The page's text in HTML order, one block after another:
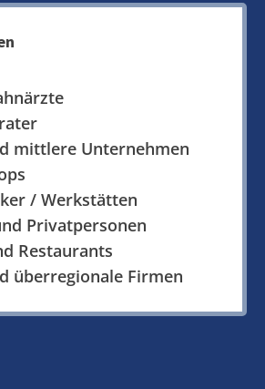
mittlere Unternehmen
/ Werkstätten
Privatpersonen
Restaurants
überregionale Firmen